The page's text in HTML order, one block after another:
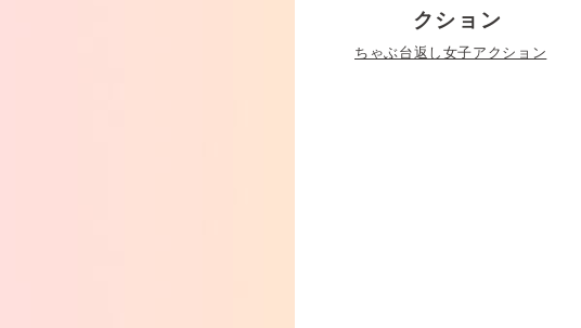
クション
ちゃぶ台返し女子アクション